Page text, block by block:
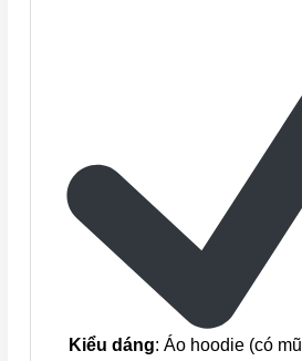
Kiểu dáng: Áo hoodie (có